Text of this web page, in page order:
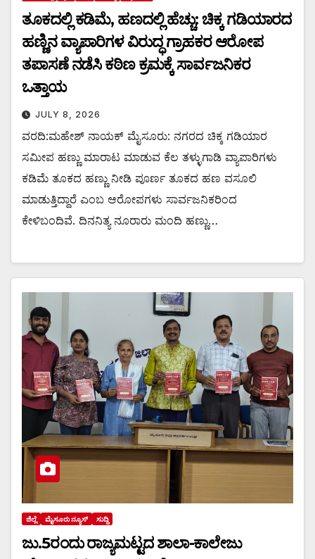
ತೂಕದಲ್ಲಿ ಕಡಿಮೆ, ಹಣದಲ್ಲಿ ಹೆಚ್ಚು: ಚಿಕ್ಕ ಗಡಿಯಾರದ
ಹಣ್ಣಿನ ವ್ಯಾಪಾರಿಗಳ ವಿರುದ್ಧ ಗ್ರಾಹಕರ ಆರೋಪ
ತಪಾಸಣೆ ನಡೆಸಿ ಕಠಿಣ ಕ್ರಮಕ್ಕೆ ಸಾರ್ವಜನಿಕರ
ಒತ್ತಾಯ
JULY 8, 2026
ವರದಿ:ಮಹೇಶ್ ನಾಯಕ್ ಮೈಸೂರು: ನಗರದ ಚಿಕ್ಕ ಗಡಿಯಾರ
ಸಮೀಪ ಹಣ್ಣು ಮಾರಾಟ ಮಾಡುವ ಕೆಲ ತಳ್ಳುಗಾಡಿ ವ್ಯಾಪಾರಿಗಳು
ಕಡಿಮೆ ತೂಕದ ಹಣ್ಣು ನೀಡಿ ಪೂರ್ಣ ತೂಕದ ಹಣ ವಸೂಲಿ
ಮಾಡುತ್ತಿದ್ದಾರೆ ಎಂಬ ಆರೋಪಗಳು ಸಾರ್ವಜನಿಕರಿಂದ
ಕೇಳಿಬಂದಿವೆ. ದಿನನಿತ್ಯ ನೂರಾರು ಮಂದಿ ಹಣ್ಣು…
ಜಿಲ್ಲೆ ಮೈಸೂರು ನ್ಯೂಸ್ ಸುದ್ದಿ
ಜು.5ರಂದು ರಾಜ್ಯಮಟ್ಟದ ಶಾಲಾ-ಕಾಲೇಜು